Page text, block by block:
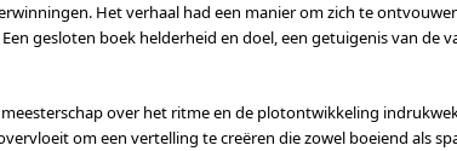
Het verhaal had een manier om zich te
gesloten boek helderheid en doel, een getuigenis van de
over het ritme en de plotontwikkeling
om een vertelling te creëren die zowel boeiend als